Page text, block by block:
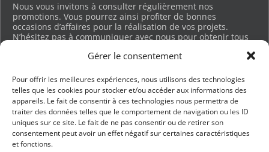
Gérer le consentement
Pour offrir les meilleures expériences, nous utilisons des technologies
telles que les cookies pour stocker et/ou accéder aux informations des
appareils. Le fait de consentir à ces technologies nous permettra de
traiter des données telles que le comportement de navigation ou les ID
uniques sur ce site. Le fait de ne pas consentir ou de retirer son
consentement peut avoir un effet négatif sur certaines caractéristiques
et fonctions.
Nous vous invitons à consulter régulièrement nos
promotions. Vous pourrez ainsi profiter de bonnes
occasions d’affaires pour la réalisation de vos projets.
N’hésitez pas à communiquer avec nous pour obtenir tous
BUREAU DES VENTES ET CHARGEMENT
201, RUE LEGAULT, BLAINVILLE
QUEBEC, J7B 0C6